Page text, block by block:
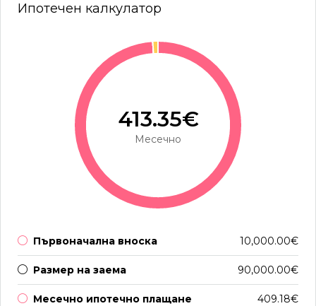
Ипотечен калкулатор
413.35€
Месечно
Първоначална вноска 10,000.00€
Размер на заема 90,000.00€
Месечно ипотечно плащане 409.18€